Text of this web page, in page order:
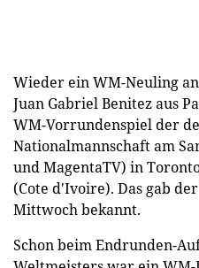
Wieder ein WM-Neuling
Juan Gabriel Benitez aus
WM-Vorrundenspiel der
Nationalmannschaft am
und MagentaTV) in
(Cote d'Ivoire). Das gab
Mittwoch bekannt.
Schon beim Endrunden-